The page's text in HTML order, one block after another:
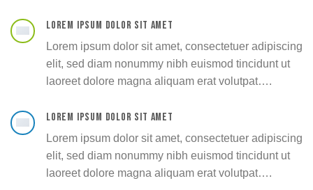
LOREM IPSUM DOLOR SIT AMET
Lorem ipsum dolor sit amet, consectetuer adipiscing
elit, sed diam nonummy nibh euismod tincidunt ut
laoreet dolore magna aliquam erat volutpat….
LOREM IPSUM DOLOR SIT AMET
Lorem ipsum dolor sit amet, consectetuer adipiscing
elit, sed diam nonummy nibh euismod tincidunt ut
laoreet dolore magna aliquam erat volutpat….